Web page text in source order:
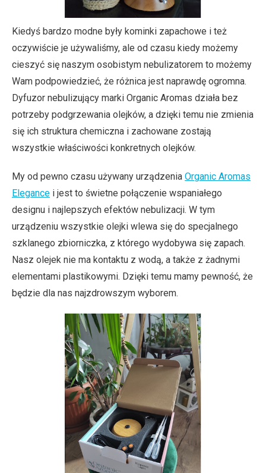
Kiedyś bardzo modne były kominki zapachowe i też
oczywiście je używaliśmy, ale od czasu kiedy możemy
cieszyć się naszym osobistym nebulizatorem to możemy
Wam podpowiedzieć, że różnica jest naprawdę ogromna.
Dyfuzor nebulizujący marki Organic Aromas działa bez
potrzeby podgrzewania olejków, a dzięki temu nie zmienia
się ich struktura chemiczna i zachowane zostają
wszystkie właściwości konkretnych olejków.
My od pewno czasu używany urządzenia Organic Aromas
Elegance i jest to świetne połączenie wspaniałego
designu i najlepszych efektów nebulizacji. W tym
urządzeniu wszystkie olejki wlewa się do specjalnego
szklanego zbiorniczka, z którego wydobywa się zapach.
Nasz olejek nie ma kontaktu z wodą, a także z żadnymi
elementami plastikowymi. Dzięki temu mamy pewność, że
będzie dla nas najzdrowszym wyborem.